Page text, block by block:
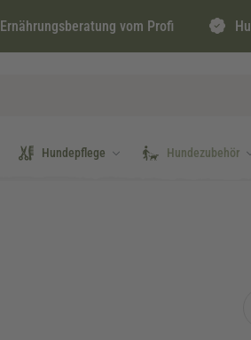
Ernährungsberatung vom Profi
Hundepflege Hundezubehör